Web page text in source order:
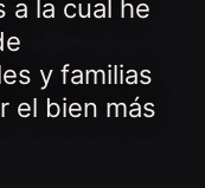
a la cual he
y familias
el bien más